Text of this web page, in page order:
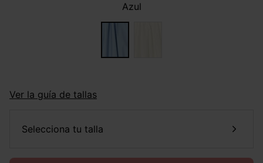
Azul
Ver la guía de tallas
selecciona tu talla